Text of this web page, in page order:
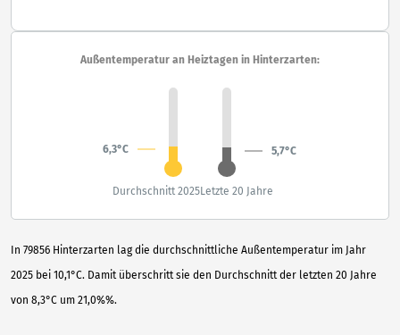
In 79856 Hinterzarten lag die durchschnittliche Außentemperatur im Jahr
2025 bei 10,1°C. Damit überschritt sie den Durchschnitt der letzten 20 Jahre
von 8,3°C um 21,0%%.
Außentemperatur an Heiztagen in Hinterzarten:
6,3°C 5,7°C
Durchschnitt 2025Letzte 20 Jahre